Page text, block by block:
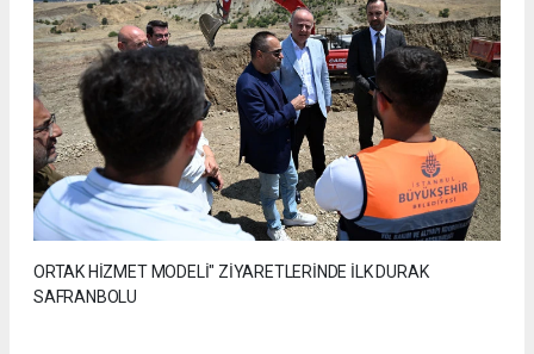
ORTAK HİZMET MODELİ" ZİYARETLERİNDE İLK DURAK
SAFRANBOLU